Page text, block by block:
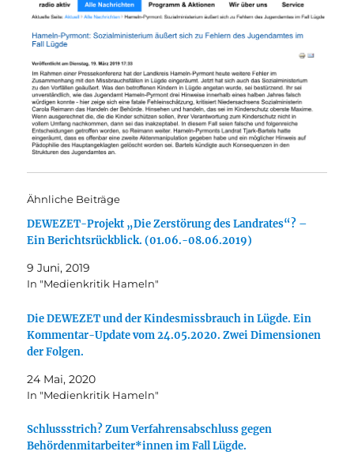
Ähnliche Beiträge
DEWEZET-Projekt „Die Zerstörung des Landrates“? –
Ein Berichtsrückblick. (01.06.-08.06.2019)
9 Juni, 2019
In "Medienkritik Hameln"
Die DEWEZET und der Kindesmissbrauch in Lügde. Ein
Kommentar-Update vom 24.05.2020. Zwei Dimensionen
der Folgen.
24 Mai, 2020
In "Medienkritik Hameln"
Schlussstrich? Zum Verfahrensabschluss gegen
Behördenmitarbeiter*innen im Fall Lügde.